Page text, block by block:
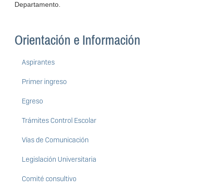
Departamento.
Orientación e Información
Aspirantes
Primer ingreso
Egreso
Trámites Control Escolar
Vías de Comunicación
Legislación Universitaria
Comité consultivo